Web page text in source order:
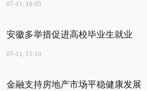
07-11, 16:05
安徽多举措促进高校毕业生就业
07-11, 15:10
金融支持房地产市场平稳健康发展